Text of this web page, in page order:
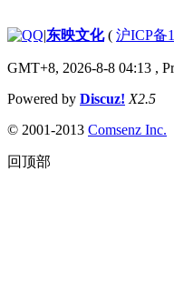
|东映文化( 沪ICP备
GMT+8, 2026-8-8 04:13 ,
Powered by Discuz! X2.5
© 2001-2013 Comsenz Inc.
回顶部